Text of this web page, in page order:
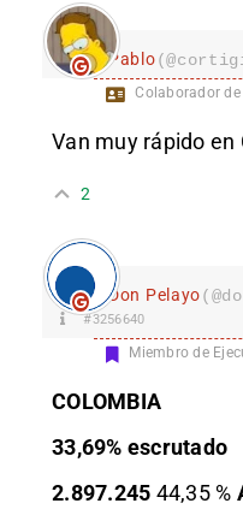
Pablo
Colaborador
Van muy rápido en
2
Don Pelayo
#3256640
Miembro de
COLOMBIA
33,69% escrutado
2.897.245 44,35 %